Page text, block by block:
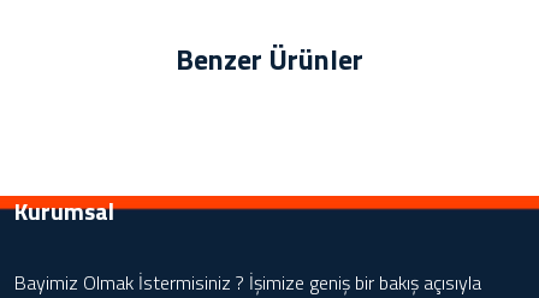
Benzer Ürünler
Kurumsal
Bayimiz Olmak İstermisiniz ? İşimize geniş bir bakış açısıyla